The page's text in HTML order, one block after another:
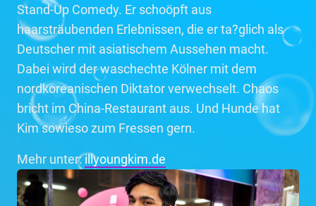
Stand-Up Comedy. Er schoöpft aus
haarsträubenden Erlebnissen, die er ta?glich als
Deutscher mit asiatischem Aussehen macht.
Dabei wird der waschechte Kölner mit dem
nordkoreanischen Diktator verwechselt. Chaos
bricht im China-Restaurant aus. Und Hunde hat
Kim sowieso zum Fressen gern.
Mehr unter:illyoungkim.de